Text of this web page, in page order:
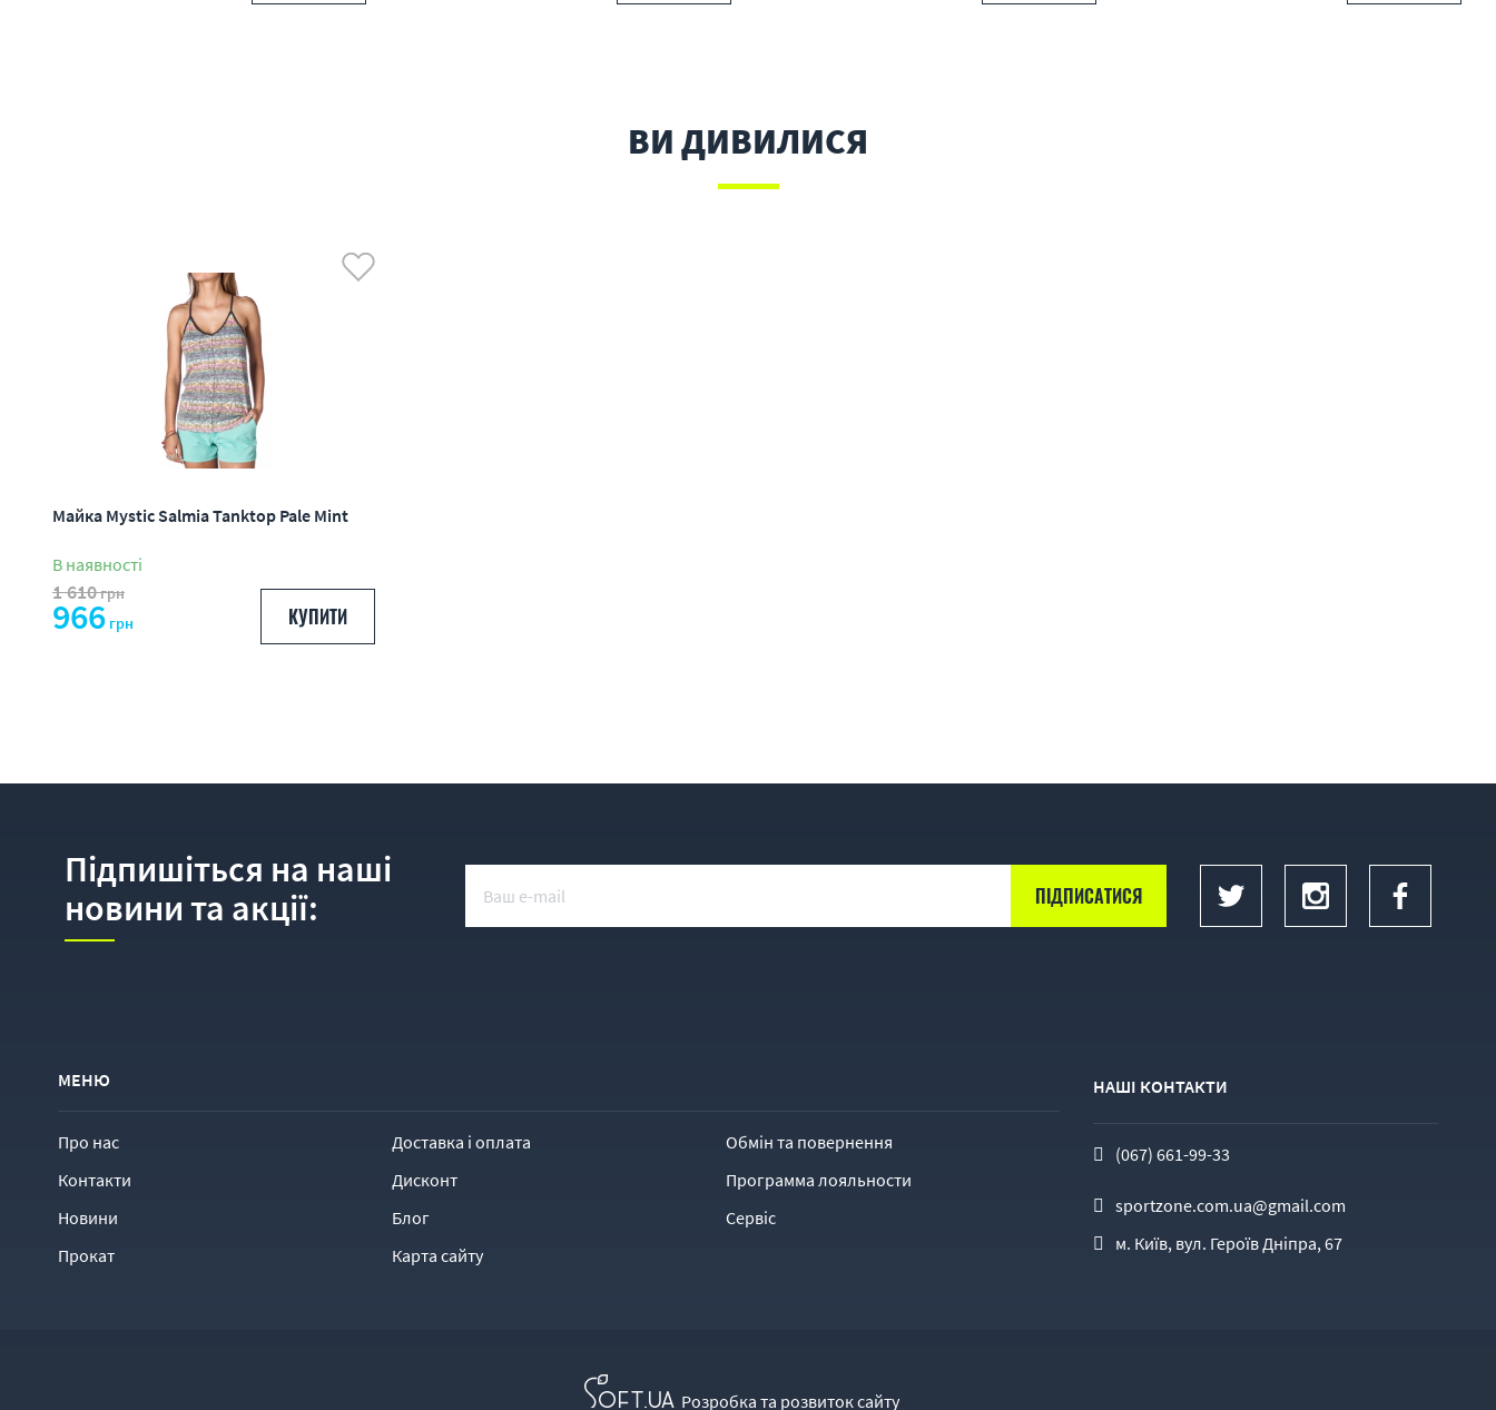
ВИ ДИВИЛИСЯ
Майка Mystic Salmia Tanktop Pale Mint
В наявності
1 610грн
966 грн КУПИТИ
Підпишіться на наші
новини та акції:
МЕНЮ
Про нас Доставка і оплата
Обмін та повернення
Контакти
Дисконт
Программа лояльности
Новини
Блог
Сервіс
Прокат
Карта сайту
НАШІ КОНТАКТИ
(067) 661-99-33
sportzone.com.ua@gmail.com
м. Київ, вул. Героїв Дніпра, 67
Розробка та розвиток сайту